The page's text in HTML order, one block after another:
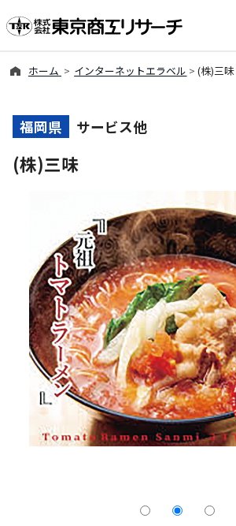
TSRデータインサイト
優良企業サイト
会社案内
商品・サービス
導入事例
採用情報
よくあるご質問
ホーム インターネットエラベル (株)三味
福岡県 サービス他
(株)三味